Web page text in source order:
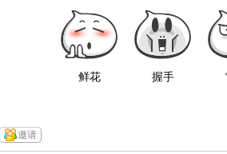
鲜花 握手
邀请